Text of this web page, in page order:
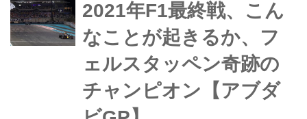
んでいる。シーズン終盤、トップ10の
常連となりつつあった角田だが、最終
戦でそのポテンシャルの高さを世...
2021年F1最終戦、こん
なことが起きるか、フ
ェルスタッペン奇跡の
チャンピオン【アブダ